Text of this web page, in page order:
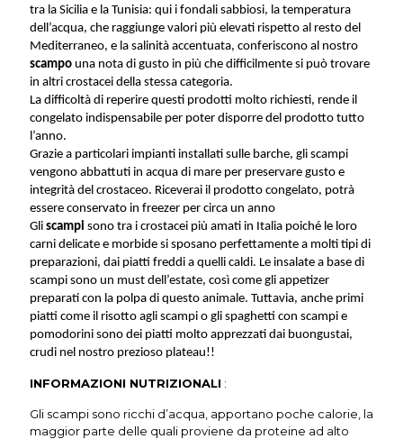
tra la Sicilia e la Tunisia: qui i fondali sabbiosi, la temperatura
dell’acqua, che raggiunge valori più elevati rispetto al resto del
Mediterraneo, e la salinità accentuata, conferiscono al nostro
scampo una nota di gusto in più che difficilmente si può trovare
in altri crostacei della stessa categoria.
La difficoltà di reperire questi prodotti molto richiesti, rende il
congelato indispensabile per poter disporre del prodotto tutto
l’anno.
Grazie a particolari impianti installati sulle barche, gli scampi
vengono abbattuti in acqua di mare per preservare gusto e
integrità del crostaceo. Riceverai il prodotto congelato, potrà
essere conservato in freezer per circa un anno
Gli scampi sono tra i crostacei più amati in Italia poiché le loro
carni delicate e morbide si sposano perfettamente a molti tipi di
preparazioni, dai piatti freddi a quelli caldi. Le insalate a base di
scampi sono un must dell’estate, così come gli appetizer
preparati con la polpa di questo animale. Tuttavia, anche primi
piatti come il risotto agli scampi o gli spaghetti con scampi e
pomodorini sono dei piatti molto apprezzati dai buongustai,
crudi nel nostro prezioso plateau!!
INFORMAZIONI NUTRIZIONALI :
Gli scampi sono ricchi d’acqua, apportano poche calorie, la
maggior parte delle quali proviene da proteine ad alto